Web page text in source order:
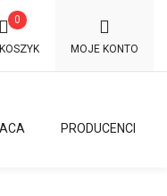
0
MOJE KONTO
PRODUCENCI